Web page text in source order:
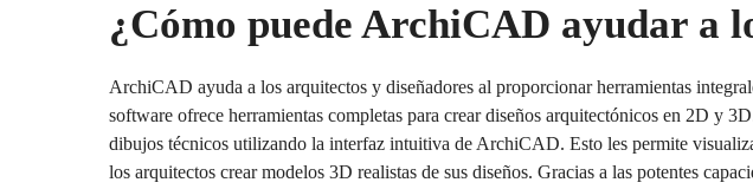
¿Cómo puede ArchiCAD ayudar a
ArchiCAD ayuda a los arquitectos y diseñadores al proporcionar herramientas
software ofrece herramientas completas para crear diseños arquitectónicos en 2D y
dibujos técnicos utilizando la interfaz intuitiva de ArchiCAD. Esto les permite
los arquitectos crear modelos 3D realistas de sus diseños. Gracias a las potentes